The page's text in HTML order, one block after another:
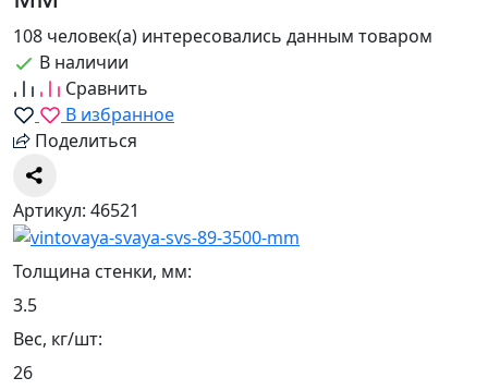
108 человек(а) интересовались данным товаром
В наличии
Сравнить
В избранное
Поделиться
Артикул: 46521
Толщина стенки, мм:
3.5
Вес, кг/шт:
26